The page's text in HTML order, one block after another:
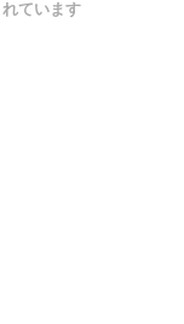
ています